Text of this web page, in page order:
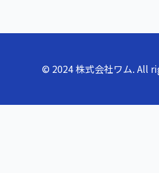
© 2024 株式会社ワム. All